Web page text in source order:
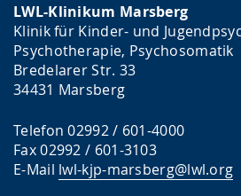
LWL-Klinikum Marsberg
Klinik für Kinder- und
Psychotherapie, Psychosomatik
Bredelarer Str. 33
34431 Marsberg
Telefon 02992 / 601-4000
Fax 02992 / 601-3103
E-Mail lwl-kjp-marsberg@lwl.org